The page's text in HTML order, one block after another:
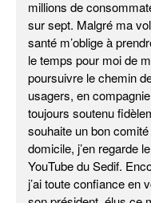
millions de
sur sept. Malgré ma
santé m’oblige à
le temps pour moi de
poursuivre le chemin
usagers, en
toujours soutenu
souhaite un bon
domicile, j’en regarde
YouTube du Sedif.
j’ai toute confiance en